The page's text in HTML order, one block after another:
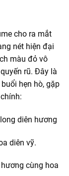
cho ra mắt
nét hiện đại
màu đỏ vô
rũ. Đây là
hẹn hò, gặp
diên hương
diên vỹ.
cùng hoa